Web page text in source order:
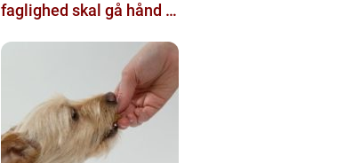
faglighed skal gå hånd i